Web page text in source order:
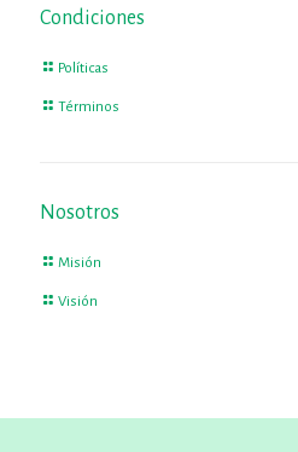
Condiciones
Políticas
Términos
Nosotros
Misión
Visión